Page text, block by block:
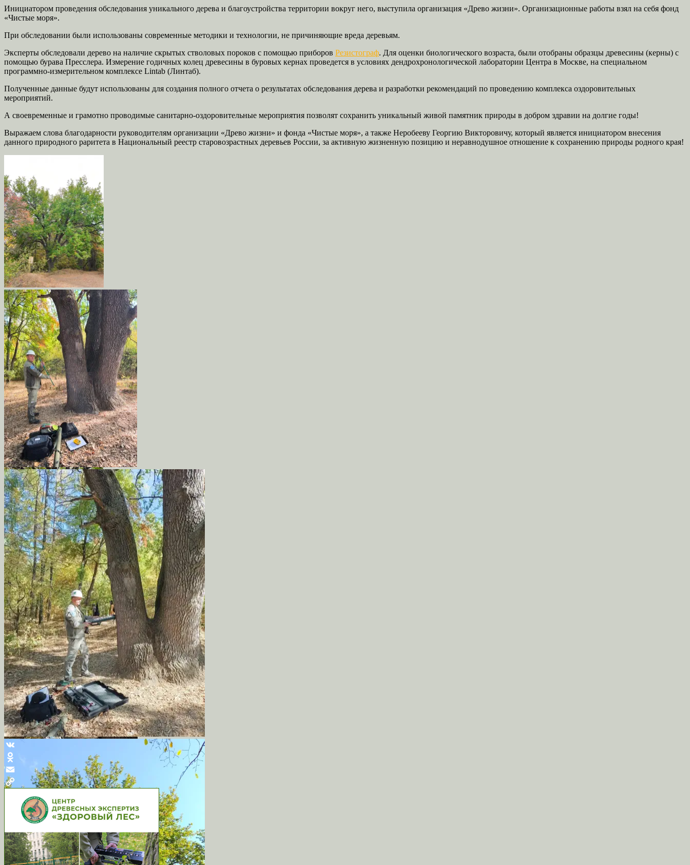
Инициатором проведения обследования уникального дерева и благоустройства территории вокруг него, выступила организация «Древо жизни». Организационные работы взял на себя фонд
«Чистые моря».
При обследовании были использованы современные методики и технологии, не причиняющие вреда деревьям.
Эксперты обследовали дерево на наличие скрытых стволовых пороков с помощью приборов Резистограф. Для оценки биологического возраста, были отобраны образцы древесины (керны) с
помощью бурава Пресслера. Измерение годичных колец древесины в буровых кернах проведется в условиях дендрохронологической лаборатории Центра в Москве, на специальном
программно-измерительном комплексе Lintab (Линтаб).
Полученные данные будут использованы для создания полного отчета о результатах обследования дерева и разработки рекомендаций по проведению комплекса оздоровительных
мероприятий.
А своевременные и грамотно проводимые санитарно-оздоровительные мероприятия позволят сохранить уникальный живой памятник природы в добром здравии на долгие годы!
Выражаем слова благодарности руководителям организации «Древо жизни» и фонда «Чистые моря», а также Неробееву Георгию Викторовичу, который является инициатором внесения
данного природного раритета в Национальный реестр старовозрастных деревьев России, за активную жизненную позицию и неравнодушное отношение к сохранению природы родного края!
VK
Odnoklassniki
Email